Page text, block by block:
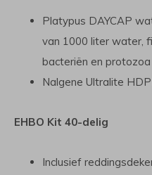
Platypus DAYCAP
van 1000 liter water,
bacteriën en
Nalgene Ultralite
EHBO Kit 40-delig
Inclusief